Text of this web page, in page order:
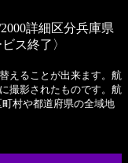
詳細区分兵庫県
ス終了〉
えることが出来ます。航
撮影されたものです。航
村や都道府県の全域地